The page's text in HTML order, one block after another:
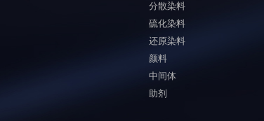
分散染料
硫化染料
还原染料
颜料
中间体
助剂